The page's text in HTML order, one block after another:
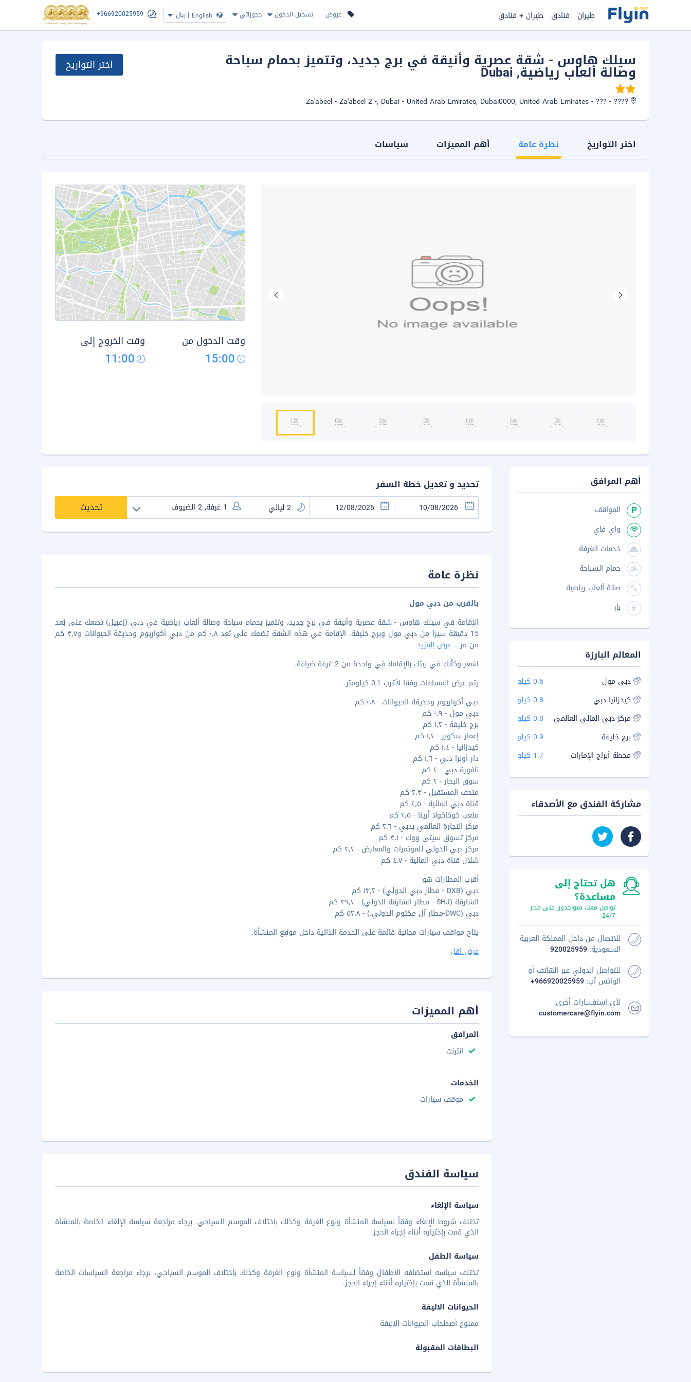
عروض تسجيل الدخول حجوزاتي English
| ريال +966920025959 طيران فنادق طيران + فنادق
سيلك هاوس - شقة عصرية وأنيقة في برج جديد، وتتميز بحمام سباحة
وصالة ألعاب رياضية, Dubai
???? - ??? - Za'abeel - Za'abeel 2 -, Dubai - United Arab Emirates, Dubai0000, United Arab Emirates
اختر التواريخ
اختر التواريخ نظرة عامة أهم المميزات سياسات
وقت الدخول من
15:00
وقت الخروج إلى
11:00
تحديد و تعديل خطة السفر
تحديث
نظرة عامة
بالقرب من دبي مول
الإقامة في سيلك هاوس - شقة عصرية وأنيقة في برج جديد، وتتميز بحمام سباحة وصالة ألعاب رياضية في دبي (زعبيل) تضعك على بُعد
15 دقيقة سيرا من دبي مول وبرج خليفة. الإقامة في هذه الشقة تضعك على بُعد ٠٫٨ كم من دبي أكواريوم وحديقة الحيوانات و٣٫٧ كم
من مر...عرض المزيد
اشعر وكأنك في بيتك بالإقامة في واحدة من 2 غرفة ضيافة.
يتم عرض المسافات وفقا لأقرب 0,1 كيلومتر.
دبي أكواريوم وحديقة الحيوانات - ٠٫٨ كم
دبي مول - ٠٫٩ كم
برج خليفة - ١٫٢ كم
إعمار سكوير - ١٫٢ كم
كيدزانيا - ١٫٤ كم
دار أوبرا دبي - ١٫٦ كم
نافورة دبي - ٢ كم
سوق البحار - ٢ كم
متحف المستقبل - ٢٫٣ كم
قناة دبي المائية - ٢٫٥ كم
ملعب كوكاكولا أرينا - ٢٫٥ كم
مركز التجارة العالمي بدبي - ٢٫٦ كم
مركز تسوق سيتى ووك - ٣٫١ كم
مركز دبي الدولي للمؤتمرات والمعارض - ٣٫٢ كم
شلال قناة دبي المائية - ٤٫٧ كم
أقرب المطارات هو:
دبي (DXB - مطار دبي الدولي) - ١٣٫٢ كم
الشارقة (SHJ - مطار الشارقة الدولي) - ٣٩٫٢ كم
دبي (DWC-مطار آل مكتوم الدولي.) - ٥٢٫٨ كم
يتاح مواقف سيارات مجانية قائمة على الخدمة الذاتية داخل موقع المنشأة.
عرض اقل
أهم المميزات
المرافق
انترنت
الخدمات
موقف سيارات
سياسة الفندق
سياسة الإلغاء
تختلف شروط الإلغاء وفقاً لسياسة المنشأة ونوع الغرفة وكذلك باختلاف الموسم السياحي. برجاء مراجعة سياسة الإلغاء الخاصة بالمنشأة
الذي قمت بإختياره أثناء إجراء الحجز.
سياسة الطفل
تختلف سياسه استضافه الاطفال وفقاً لسياسة المنشأة ونوع الغرفة وكذلك باختلاف الموسم السياحي، برجاء مراجعة السياسات الخاصة
بالمنشأة الذي قمت بإختياره أثناء إجراء الحجز.
الحيوانات الاليفة
ممنوع أصطحاب الحيوانات الاليفة
البطاقات المقبولة
أهم المرافق
المواقف
واي فاي
خدمات الغرفة
حمام السباحة
صالة ألعاب رياضية
بار
المعالم البارزة
دبي مول
0.6 كيلو
كيدزانيا دبي
0.8 كيلو
مركز دبي المالي العالمي
0.8 كيلو
برج خليفة
0.9 كيلو
محطة أبراج الإمارات
1.7 كيلو
مشاركة الفندق مع الأصدقاء
هل تحتاج إلى
مساعدة؟
تواصل معنا، متواجدون على مدار
24/7
للاتصال من داخل المملكة العربية
السعودية: 920025959
للتواصل الدولي عبر الهاتف أو
الواتس آب: +966920025959
لأي استفسارات أخرى:
customercare@flyin.com